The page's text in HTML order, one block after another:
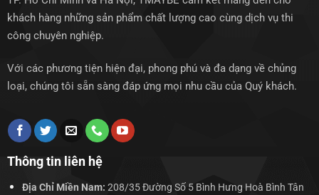
khách hàng những sản phẩm chất lượng cao cùng dịch vụ thi
công chuyên nghiệp.
Với các phương tiện hiện đại, phong phú và đa dạng về chủng
loại, chúng tôi sẵn sàng đáp ứng mọi nhu cầu của Quý khách.
Thông tin liên hệ
Địa Chỉ Miền Nam: 208/35 Đường Số 5 Bình Hưng Hoà Bình Tân